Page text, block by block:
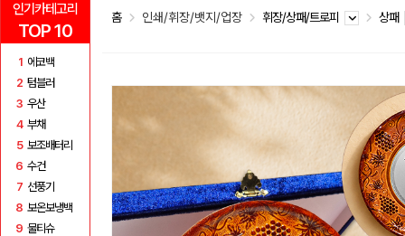
인기카테고리
TOP 10
1 에코백
2 텀블러
3 우산
4 부채
5 보조배터리
6 수건
7 선풍기
8 보온보냉백
9 물티슈
홈 인쇄/휘장/뱃지/업장 휘장/상패/트로피 상패